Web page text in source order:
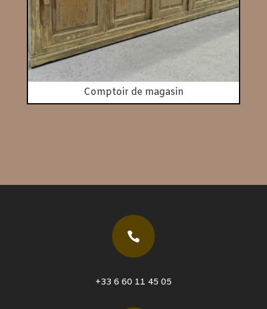
Comptoir de magasin

+33 6 60 11 45 05